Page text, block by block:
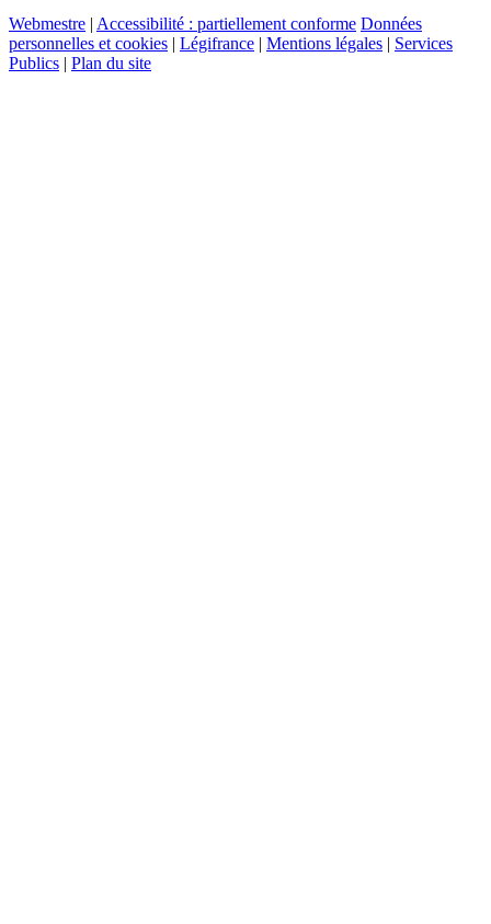
Webmestre | Accessibilité : partiellement conforme Données
personnelles et cookies | Légifrance | Mentions légales | Services
Publics | Plan du site